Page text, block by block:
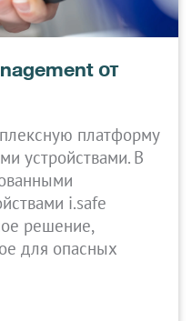
от
платформу
устройствами. В
i.safe
решение,
для опасных